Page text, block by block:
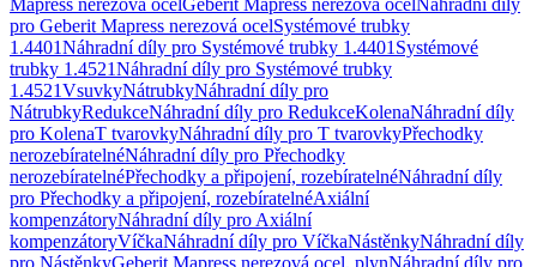
Mapress nerezová ocelGeberit Mapress nerezová ocelNáhradní díly
pro Geberit Mapress nerezová ocelSystémové trubky
1.4401Náhradní díly pro Systémové trubky 1.4401 Systémové
trubky 1.4521Náhradní díly pro Systémové trubky
1.4521VsuvkyNátrubkyNáhradní díly pro
NátrubkyRedukceNáhradní díly pro RedukceKolenaNáhradní díly
pro KolenaT tvarovkyNáhradní díly pro T tvarovkyPřechodky
nerozebíratelnéNáhradní díly pro Přechodky
nerozebíratelnéPřechodky a připojení, rozebíratelnéNáhradní díly
pro Přechodky a připojení, rozebíratelnéAxiální
kompenzátoryNáhradní díly pro Axiální
kompenzátoryVíčkaNáhradní díly pro VíčkaNástěnkyNáhradní díly
pro NástěnkyGeberit Mapress nerezová ocel, plynNáhradní díly pro